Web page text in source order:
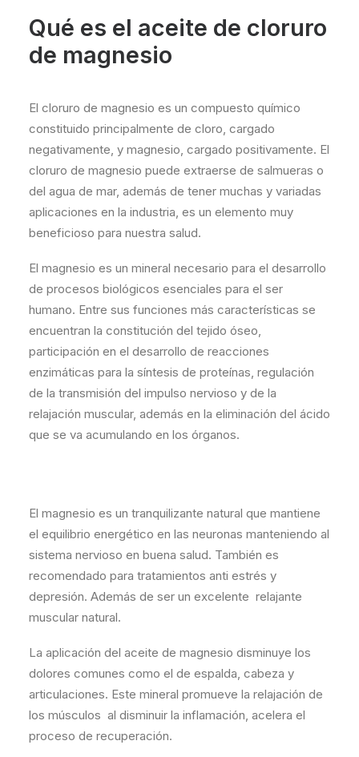
Qué es el aceite de cloruro
de magnesio
El cloruro de magnesio es un compuesto químico
constituido principalmente de cloro, cargado
negativamente, y magnesio, cargado positivamente. El
cloruro de magnesio puede extraerse de salmueras o
del agua de mar, además de tener muchas y variadas
aplicaciones en la industria, es un elemento muy
beneficioso para nuestra salud.
El magnesio es un mineral necesario para el desarrollo
de procesos biológicos esenciales para el ser
humano. Entre sus funciones más características se
encuentran la constitución del tejido óseo,
participación en el desarrollo de reacciones
enzimáticas para la síntesis de proteínas, regulación
de la transmisión del impulso nervioso y de la
relajación muscular, además en la eliminación del ácido
que se va acumulando en los órganos.
El magnesio es un tranquilizante natural que mantiene
el equilibrio energético en las neuronas manteniendo al
sistema nervioso en buena salud. También es
recomendado para tratamientos anti estrés y
depresión. Además de ser un excelente relajante
muscular natural.
La aplicación del aceite de magnesio disminuye los
dolores comunes como el de espalda, cabeza y
articulaciones. Este mineral promueve la relajación de
los músculos al disminuir la inflamación, acelera el
proceso de recuperación.